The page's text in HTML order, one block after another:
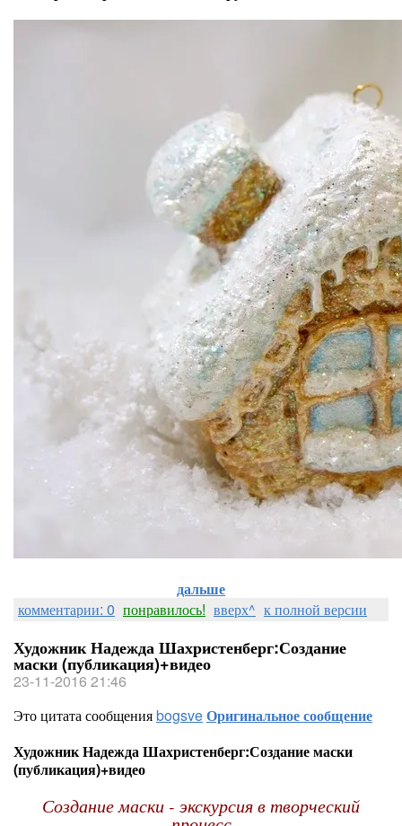
дальше
комментарии: 0 понравилось! вверх^ к полной версии
Художник Надежда Шахристенберг:Создание
маски (публикация)+видео
23-11-2016 21:46
Это цитата сообщенияbogsveОригинальное сообщение
Художник Надежда Шахристенберг:Создание маски
(публикация)+видео
Создание маски - экскурсия в творческий